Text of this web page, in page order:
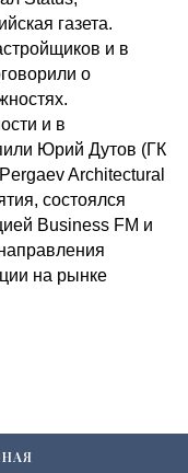
газета.
и в
о
и в
Юрий Дутов (ГК
Architectural
состоялся
Business FM и
на рынке